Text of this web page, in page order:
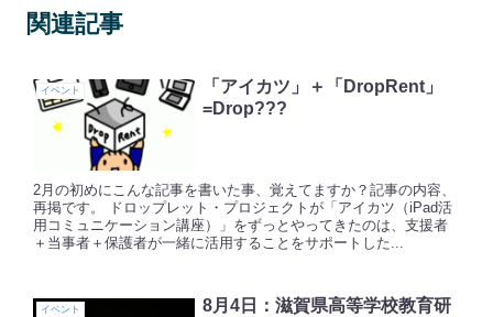
関連記事
イベント
「アイカツ」＋「DropRent」
=Drop???
2月の初めにこんな記事を書いた事、覚えてますか？記事の内容、
再掲です。 ドロップレット・プロジェクトが「アイカツ（iPad活
用コミュニケーション講座）」をずっとやってきたのは、支援者
＋当事者＋保護者が一緒に活用することをサポートした...
イベント
8月4日：滋賀県高等学校教育研